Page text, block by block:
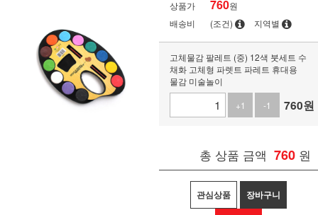
상품가 760원
배송비
(조건) 지역별
고체물감 팔레트 (중) 12색 붓세트 수
채화 고체형 파렛트 파레트 휴대용
물감 미술놀이
+1
-1 760원
총 상품 금액 760 원
관심상품 장바구니